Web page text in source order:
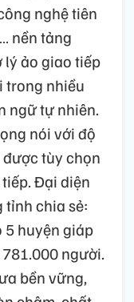
nghệ tiên
nền tảng
lý ảo giao tiếp
trong nhiều
ngữ tự nhiên.
nói với độ
tùy chọn
Đại diện
tỉnh chia sẻ:
5 huyện giáp
người.
bền vững,